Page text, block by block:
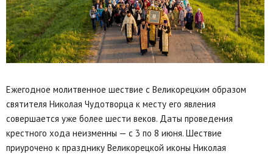
Ежегодное молитвенное шествие с Великорецким образом
святителя Николая Чудотворца к месту его явления
совершается уже более шести веков. Даты проведения
крестного хода неизменны — с 3 по 8 июня. Шествие
приурочено к празднику Великорецкой иконы Николая